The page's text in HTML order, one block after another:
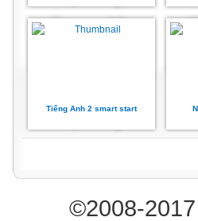
3.
Motorbike
Part 2. Look , read, and circle .
Tiếng Anh 2 smart start
©2008-